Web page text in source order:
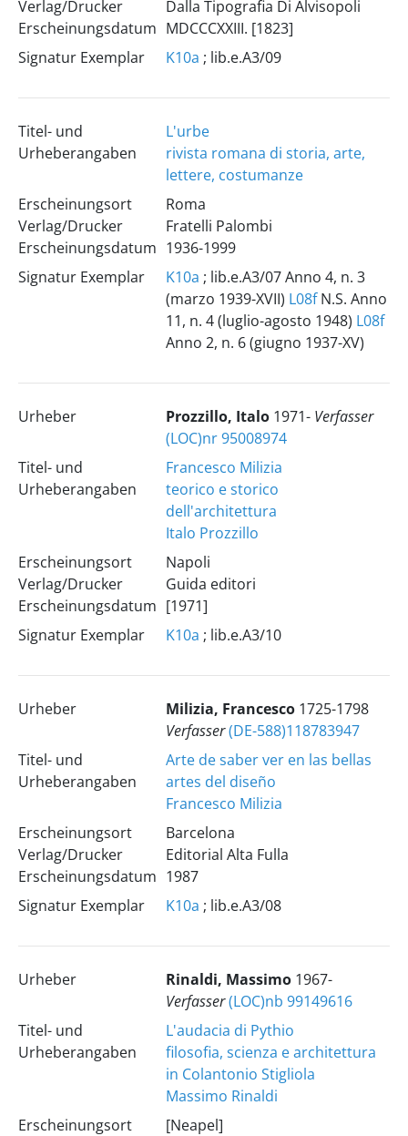
Verlag/Drucker
Erscheinungsdatum
Dalla Tipografia Di Alvisopoli
MDCCCXXIII. [1823]
Signatur Exemplar
K10a ; lib.e.A3/09
Titel- und
Urheberangaben
L'urbe
rivista romana di storia, arte,
lettere, costumanze
Erscheinungsort
Verlag/Drucker
Erscheinungsdatum
Roma
Fratelli Palombi
1936-1999
Signatur Exemplar
K10a ; lib.e.A3/07 Anno 4, n. 3
(marzo 1939-XVII) L08fN.S. Anno
11, n. 4 (luglio-agosto 1948) L08f
Anno 2, n. 6 (giugno 1937-XV)
Urheber Prozzillo, Italo 1971- Verfasser
(LOC)nr 95008974
Titel- und
Urheberangaben
Francesco Milizia
teorico e storico
dell'architettura
Italo Prozzillo
Erscheinungsort
Verlag/Drucker
Erscheinungsdatum
Napoli
Guida editori
[1971]
Signatur Exemplar
K10a ; lib.e.A3/10
Urheber Milizia, Francesco 1725-1798
Verfasser(DE-588)118783947
Titel- und
Urheberangaben
Arte de saber ver en las bellas
artes del diseño
Francesco Milizia
Erscheinungsort
Verlag/Drucker
Erscheinungsdatum
Barcelona
Editorial Alta Fulla
1987
Signatur Exemplar
K10a ; lib.e.A3/08
Urheber Rinaldi, Massimo 1967-
Verfasser(LOC)nb 99149616
Titel- und
Urheberangaben
L'audacia di Pythio
filosofia, scienza e architettura
in Colantonio Stigliola
Massimo Rinaldi
Erscheinungsort
[Neapel]